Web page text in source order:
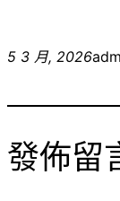
5 3 月, 2026
發佈留